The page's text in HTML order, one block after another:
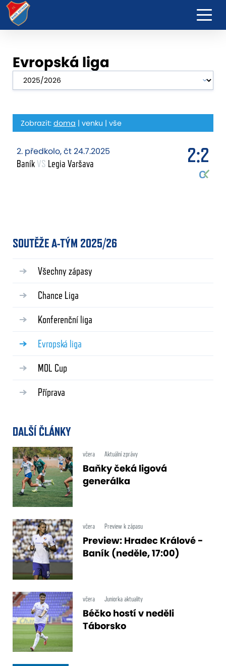
Evropská liga
Zobrazit: doma | venku | vše
2. předkolo, čt 24.7.2025
BaníkVS Legia Varšava 2:2
SOUTĚŽE A-TÝM 2025/26
Všechny zápasy
Chance Liga
Konferenční liga
Evropská liga
MOL Cup
Příprava
DALŠÍ ČLÁNKY
včera Aktuální zprávy
Baňky čeká ligová
generálka
včera Preview k zápasu
Preview: Hradec Králové -
Baník (neděle, 17:00)
včera Juniorka aktuality
Béčko hostí v neděli
Táborsko